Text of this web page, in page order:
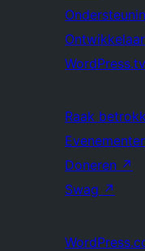
WordPress.tv
Raak
Doneren ↗
Swag ↗